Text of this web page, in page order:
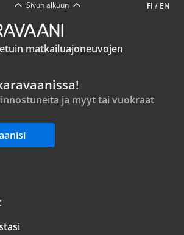
FI / EN
Sivun alkuun
matkailuajoneuvojen
ja myyt tai vuokraat